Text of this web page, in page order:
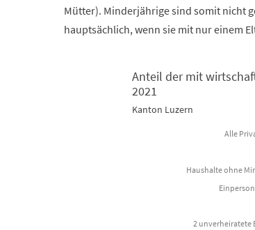
Mütter). Minderjährige sind somit nicht
hauptsächlich, wenn sie mit nur einem
Anteil der mit wirtschaftlicher
View as data table, Anteil der mit
Anteil der mit
2021
Kanton Luzern
2 unverheiratete
Haushalte ohne
Alle